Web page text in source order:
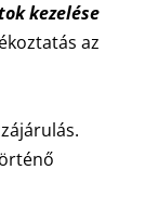
kezelése
az